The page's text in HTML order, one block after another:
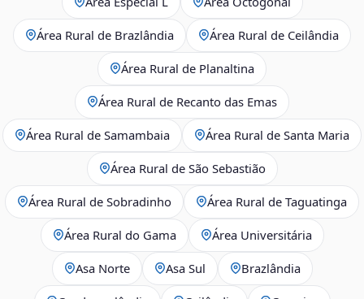
Área Rural de Brazlândia Área Rural de Ceilândia
Área Rural de Planaltina
Área Rural de Recanto das Emas
Área Rural de Samambaia Área Rural de Santa Maria
Área Rural de São Sebastião
Área Rural de Sobradinho Área Rural de Taguatinga
Área Rural do Gama Área Universitária
Asa Norte Asa Sul Brazlândia